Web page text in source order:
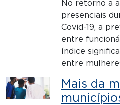
No retorno a
presenciais
Covid-19, a
entre
índice
entre
Mais da